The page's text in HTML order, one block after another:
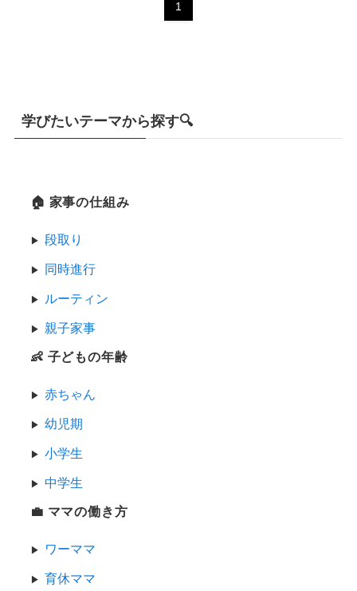
1
学びたいテーマから探す🔍
🏠 家事の仕組み
段取り
同時進行
ルーティン
親子家事
👶 子どもの年齢
赤ちゃん
幼児期
小学生
中学生
💼 ママの働き方
ワーママ
育休ママ